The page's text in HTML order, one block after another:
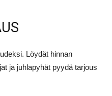
Löydät hinnan
ja juhlapyhät pyydä tarjous